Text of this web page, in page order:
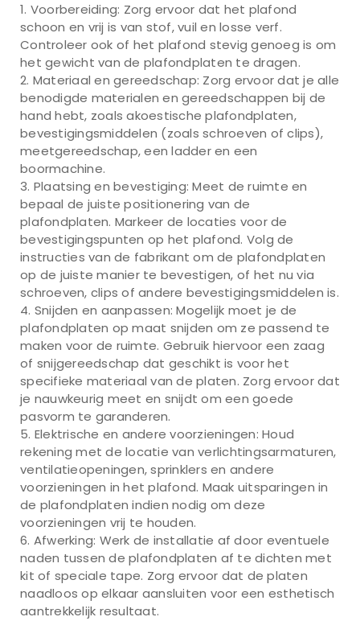
Voorbereiding: Zorg ervoor dat het plafond
schoon en vrij is van stof, vuil en losse verf.
Controleer ook of het plafond stevig genoeg is om
het gewicht van de plafondplaten te dragen.
Materiaal en gereedschap: Zorg ervoor dat je alle
benodigde materialen en gereedschappen bij de
hand hebt, zoals akoestische plafondplaten,
bevestigingsmiddelen (zoals schroeven of clips),
meetgereedschap, een ladder en een
boormachine.
Plaatsing en bevestiging: Meet de ruimte en
bepaal de juiste positionering van de
plafondplaten. Markeer de locaties voor de
bevestigingspunten op het plafond. Volg de
instructies van de fabrikant om de plafondplaten
op de juiste manier te bevestigen, of het nu via
schroeven, clips of andere bevestigingsmiddelen is.
Snijden en aanpassen: Mogelijk moet je de
plafondplaten op maat snijden om ze passend te
maken voor de ruimte. Gebruik hiervoor een zaag
of snijgereedschap dat geschikt is voor het
specifieke materiaal van de platen. Zorg ervoor dat
je nauwkeurig meet en snijdt om een goede
pasvorm te garanderen.
Elektrische en andere voorzieningen: Houd
rekening met de locatie van verlichtingsarmaturen,
ventilatieopeningen, sprinklers en andere
voorzieningen in het plafond. Maak uitsparingen in
de plafondplaten indien nodig om deze
voorzieningen vrij te houden.
Afwerking: Werk de installatie af door eventuele
naden tussen de plafondplaten af te dichten met
kit of speciale tape. Zorg ervoor dat de platen
naadloos op elkaar aansluiten voor een esthetisch
aantrekkelijk resultaat.